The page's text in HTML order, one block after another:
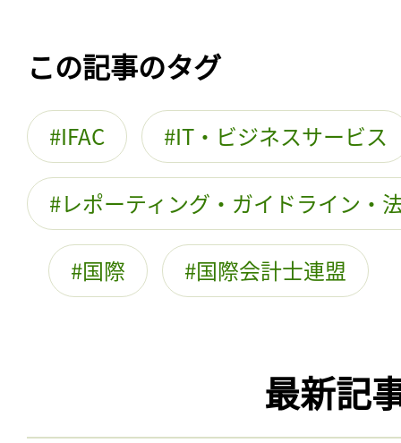
この記事のタグ
IFAC IT・ビジネスサービス
レポーティング・ガイドライン・
国際 国際会計士連盟
最新記